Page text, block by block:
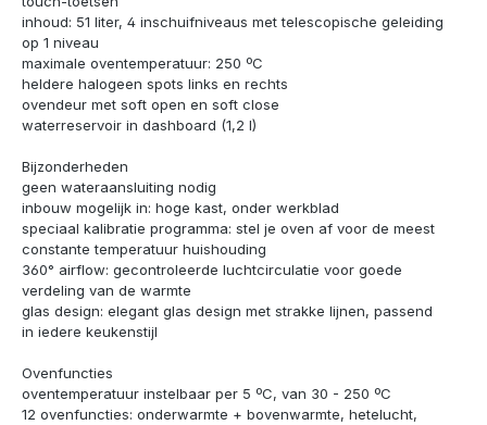
inhoud: 51 liter, 4 inschuifniveaus met telescopische geleiding
op 1 niveau
maximale oventemperatuur: 250 ºC
heldere halogeen spots links en rechts
ovendeur met soft open en soft close
waterreservoir in dashboard (1,2 l)
Bijzonderheden
geen wateraansluiting nodig
inbouw mogelijk in: hoge kast, onder werkblad
speciaal kalibratie programma: stel je oven af voor de meest
constante temperatuur huishouding
360° airflow: gecontroleerde luchtcirculatie voor goede
verdeling van de warmte
glas design: elegant glas design met strakke lijnen, passend
in iedere keukenstijl
Ovenfuncties
oventemperatuur instelbaar per 5 ºC, van 30 - 250 ºC
12 ovenfuncties: onderwarmte + bovenwarmte, hetelucht,